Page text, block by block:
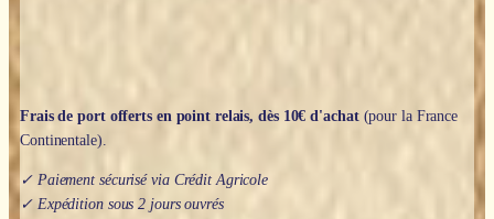
Frais de port offerts en point relais, dès 10€ d'achat(pour la France
Continentale).
✓ Paiement sécurisé via Crédit Agricole
✓ Expédition sous 2 jours ouvrés